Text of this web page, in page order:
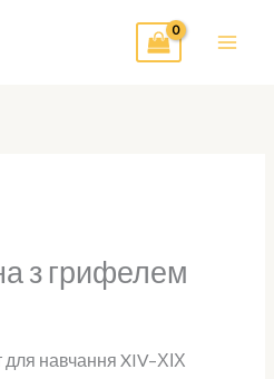
з грифелем
для навчання XIV–ХІХ